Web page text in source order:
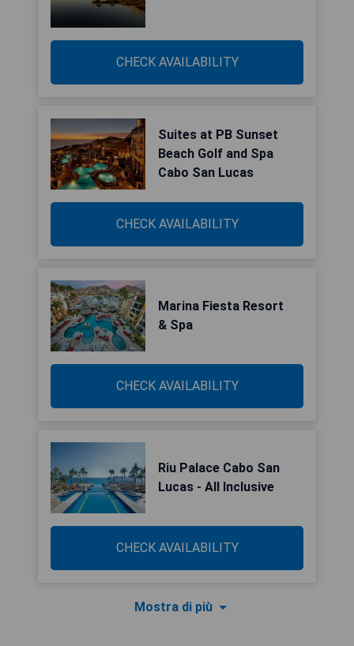
CHECK AVAILABILITY
Suites at PB Sunset
Beach Golf and Spa
Cabo San Lucas
CHECK AVAILABILITY
Marina Fiesta Resort
& Spa
CHECK AVAILABILITY
Riu Palace Cabo San
Lucas - All Inclusive
CHECK AVAILABILITY
Mostra di più